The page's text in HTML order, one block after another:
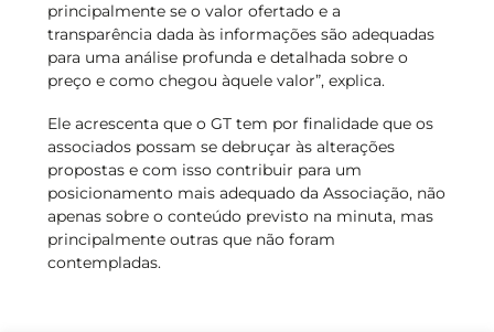
principalmente se o valor ofertado e a
transparência dada às informações são adequadas
para uma análise profunda e detalhada sobre o
preço e como chegou àquele valor”, explica.
Ele acrescenta que o GT tem por finalidade que os
associados possam se debruçar às alterações
propostas e com isso contribuir para um
posicionamento mais adequado da Associação, não
apenas sobre o conteúdo previsto na minuta, mas
principalmente outras que não foram
contempladas.